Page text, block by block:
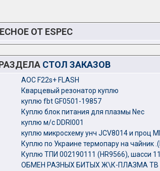
ОТ ESPEC
СТОЛ ЗАКАЗОВ
AOC F22s+ FLASH
Кварцевый резонатор куплю
куплю fbt GF0501-19857
Куплю блок питания для плазмы Nec
куплю м/с DDRI001
куплю микросхему унч JCV8014 и проц
Куплю по Украине термопару на чайник
Куплю ТПИ 002190111 (HR9566), шасси
ОБМЕН РАЗНЫХ БИТЫХ Ж\К-ПЛАЗМА